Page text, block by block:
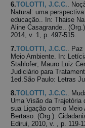
6.TOLOTTI, J.C.C..
Natural: uma
educação.. In: Thaise
Aline Casagrande..
2014, v. 1, p. 497-515.
7.TOLOTTI, J.C.C.. Paz
Meio Ambiente. In:
Stahlofer; Mauro Luiz
Judiciário para
1ed.São Paulo: Letras
8.TOLOTTI, J.C.C..
Uma Visão da Trajetória
sua Ligação com o
Bertaso. (Org.).
Edirui, 2010, v. , p. 119-